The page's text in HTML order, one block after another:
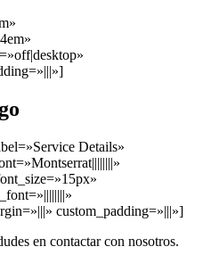
Details»
custom_padding=»|||»]
en contactar con nosotros.